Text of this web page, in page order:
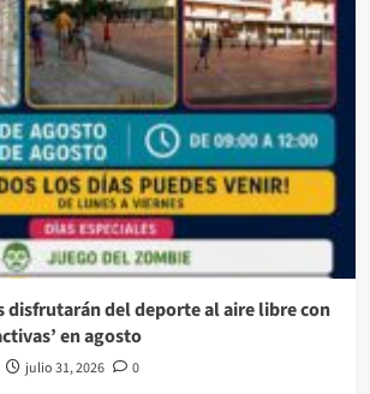
disfrutarán del deporte al aire libre con
en agosto
julio 31, 2026 0